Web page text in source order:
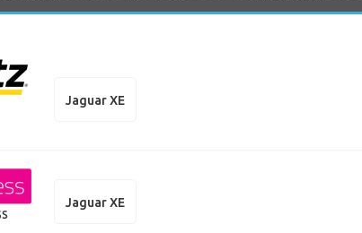
Jaguar XE
Jaguar XE